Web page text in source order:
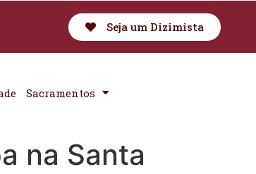
Seja um Dizimista
Sacramentos
na Santa